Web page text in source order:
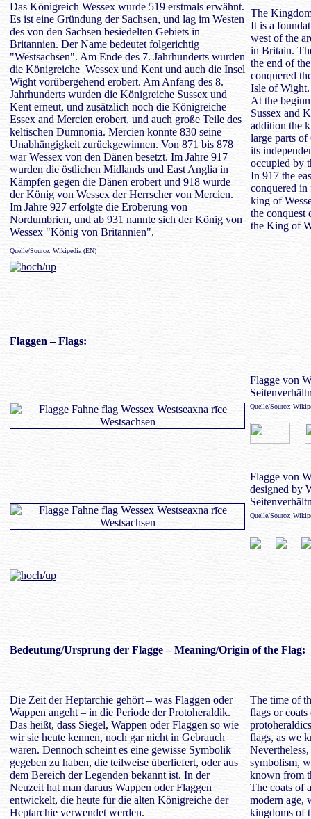
Das Königreich Wessex wurde 519 erstmals erwähnt.
Es ist eine Gründung der Sachsen, und lag im Westen
des von den Sachsen besiedelten Gebiets in
Britannien. Der Name bedeutet folgerichtig
"Westsachsen". Am Ende des 7. Jahrhunderts wurden
die Königreiche Wessex und Kent und auch die Insel
Wight vorübergehend erobert. Am Anfang des 8.
Jahrhunderts wurden die Königreiche Sussex und
Kent erneut, und zusätzlich noch die Königreiche
Essex and Mercien erobert, und auch große Teile des
keltischen Dumnonia. Mercien konnte 830 seine
Unabhängigkeit zurückgewinnen. Von 871 bis 878
war Wessex von den Dänen besetzt. Im Jahre 917
wurden die östlichen Midlands und East Anglia in
Kämpfen gegen die Dänen erobert und 918 wurde
der König von Wessex der Herrscher von Mercien.
Im Jahre 927 erfolgte die Eroberung von
Nordumbrien, und ab 931 nannte sich der König von
Wessex "König von Britannien".
The
It is a
west of the
in Britain.
the end of
conquered
Isle of Wight.
At the
Sussex and
addition the
large parts
its
occupied by
In 917 the
conquered in
king of
the conquest
the King of
Quelle/Source: Wikipedia (EN)
Flaggen – Flags:
Flagge von
Quelle/Source:
Flagge von
designed by
Quelle/Source:
Bedeutung/Ursprung der Flagge – Meaning/Origin of the Flag:
Die Zeit der Heptarchie gehört – was Flaggen oder
Wappen angeht – in die Periode der Protoheraldik.
Das heißt, dass Siegel, Wappen oder Flaggen so wie
wir sie heute kennen, noch gar nicht in Gebrauch
waren. Dennoch scheint es eine gewisse Symbolik
gegeben zu haben, die teilweise überliefert, oder aus
dem Bereich der Legenden bekannt ist. In der
Neuzeit hat man daraus Wappen oder Flaggen
entwickelt, die heute für die alten Königreiche der
Heptarchie verwendet werden.
The time of
flags or
flags, as we
symbolism,
known from
The coats of
modern age,
kingdoms of